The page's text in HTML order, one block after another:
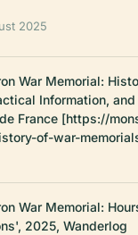
2025
War Memorial:
Information,
France [https://
of-war-
War Memorial:
2025, Wanderlog